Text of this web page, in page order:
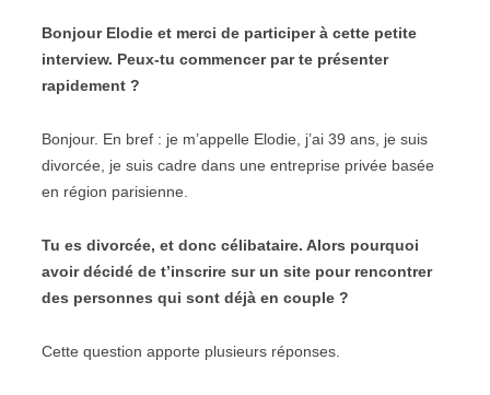
Bonjour Elodie et merci de participer à cette petite
interview. Peux-tu commencer par te présenter
rapidement ?
Bonjour. En bref : je m’appelle Elodie, j’ai 39 ans, je suis
divorcée, je suis cadre dans une entreprise privée basée
en région parisienne.
Tu es divorcée, et donc célibataire. Alors pourquoi
avoir décidé de t’inscrire sur un site pour rencontrer
des personnes qui sont déjà en couple ?
Cette question apporte plusieurs réponses.